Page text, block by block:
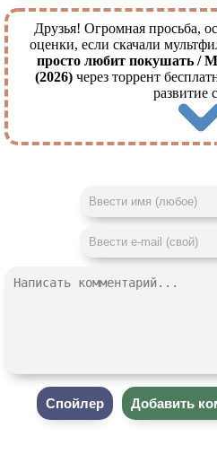
Друзья! Огромная просьба,
оценки, если скачали
просто любит покушать /
(2026)через торрент
развитие